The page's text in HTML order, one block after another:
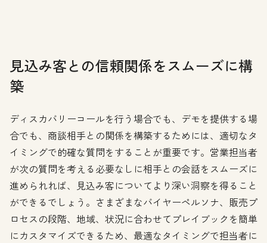
見込み客との信頼関係をスムーズに構
築
ディスカバリーコールを行う場合でも、デモを提供する場
合でも、商談相手との関係を構築するためには、適切なタ
イミングで的確な質問をすることが重要です。営業担当者
が次の質問を考える必要なしに相手との会話をスムーズに
進められれば、見込み客についてより深い洞察を得ること
ができるでしょう。さまざまなバイヤーペルソナ、販売プ
ロセスの段階、地域、状況に合わせてプレイブックを簡単
にカスタマイズできるため、最適なタイミングで担当者に